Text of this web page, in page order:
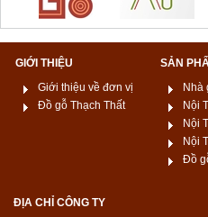
GIỚI THIỆU
Giới thiệu về đơn vị
Đồ gỗ Thạch Thất
SẢN
Nhà
Nội
Nội
Nội
Đồ
ĐỊA CHỈ CÔNG TY